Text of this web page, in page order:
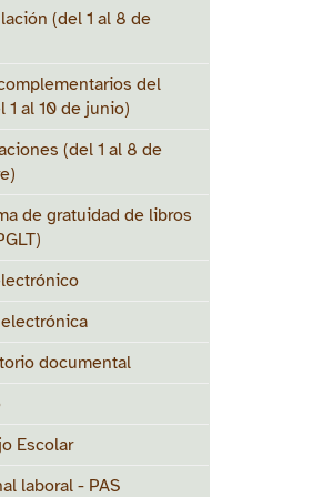
(del 1 al 8 de
del
1 al 10 de junio)
(del 1 al 8 de
de gratuidad de libros
documental
Escolar
laboral - PAS